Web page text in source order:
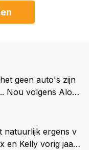
geen auto's zijn
besturen.
natuurlijk ergens v
en Kelly vorig jaar